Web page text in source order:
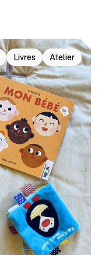
Livres Atelier